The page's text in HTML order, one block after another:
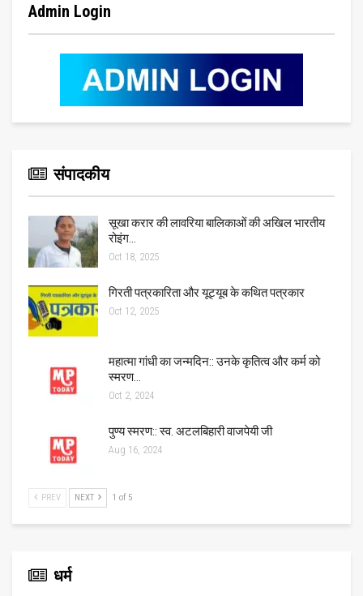
Admin Login
संपादकीय
सूखा करार की लावरिया बालिकाओं की अखिल भारतीय
रोइंग…
Oct 18, 2025
गिरती पत्रकारिता और यूट्यूब के कथित पत्रकार
Oct 12, 2025
महात्मा गांधी का जन्मदिन:: उनके कृतित्व और कर्म को
स्मरण…
Oct 2, 2024
पुण्य स्मरण:: स्व. अटलबिहारी वाजपेयी जी
Aug 16, 2024
PREV NEXT 1 of 5
धर्म